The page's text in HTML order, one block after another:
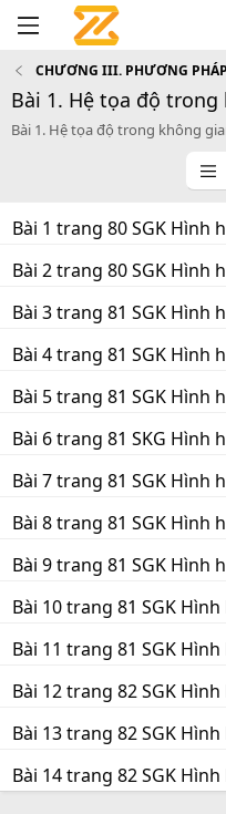
CHƯƠNG III. PHƯƠNG
Bài 1. Hệ tọa độ
Bài 1. Hệ tọa độ trong không
Bài 1 trang 80 SGK Hình
Bài 2 trang 80 SGK Hình
Bài 3 trang 81 SGK Hình
Bài 4 trang 81 SGK Hình
Bài 5 trang 81 SGK Hình
Bài 6 trang 81 SKG Hình
Bài 7 trang 81 SGK Hình
Bài 8 trang 81 SGK Hình
Bài 9 trang 81 SGK Hình
Bài 10 trang 81 SGK
Bài 11 trang 81 SGK
Bài 12 trang 82 SGK
Bài 13 trang 82 SGK
Bài 14 trang 82 SGK